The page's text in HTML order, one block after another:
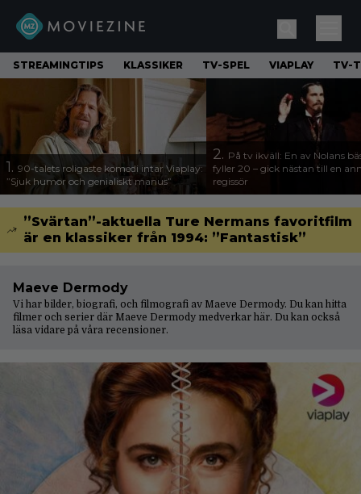
STREAMINGTIPS KLASSIKER TV-SPEL VIAPLAY TV-
1. 90-talets roligaste komedi intar Viaplay:
”Sjuk humor och genialiskt manus”
2. På tv ikväll: En av Nolans
fyller 20 – gick nästan till en
regissör
”Svärtan”-aktuella Ture Nermans favoritfilm
är en klassiker från 1994: ”Fantastisk”
Maeve Dermody
Vi har bilder, biografi, och filmografi av Maeve Dermody. Du kan hitta
filmer och serier där Maeve Dermody medverkar här. Du kan också
läsa vidare på våra recensioner.